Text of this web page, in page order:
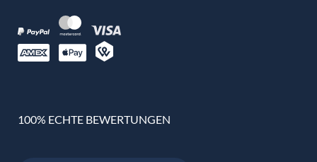
100% ECHTE BEWERTUNGEN